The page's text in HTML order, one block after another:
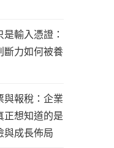
輸入憑證：
斷力如何被養
與報稅：企業
正想知道的是
與成長佈局